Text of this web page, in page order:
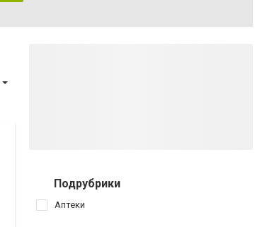
Подрубрики
Аптеки